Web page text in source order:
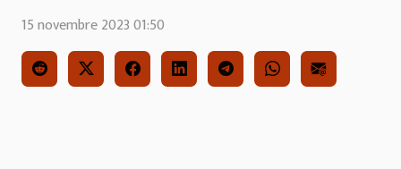
15 novembre 2023 01:50